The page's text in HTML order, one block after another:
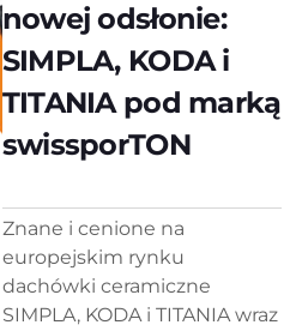
nowej odsłonie:
SIMPLA, KODA i
TITANIA pod marką
swissporTON
Znane i cenione na
europejskim rynku
dachówki ceramiczne
SIMPLA, KODA i TITANIA wraz